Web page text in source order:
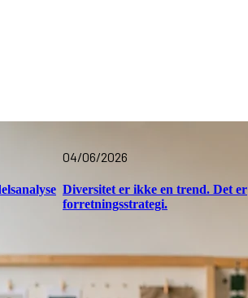
04/06/2026
Diversitet er ikke en trend. Det er
forretningsstrategi.